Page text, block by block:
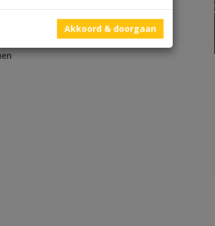
Akkoord & doorgaan